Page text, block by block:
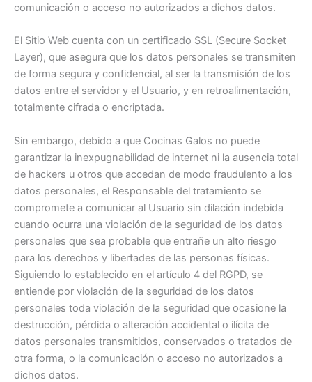
comunicación o acceso no autorizados a dichos datos.
El Sitio Web cuenta con un certificado SSL (Secure Socket
Layer), que asegura que los datos personales se transmiten
de forma segura y confidencial, al ser la transmisión de los
datos entre el servidor y el Usuario, y en retroalimentación,
totalmente cifrada o encriptada.
Sin embargo, debido a que Cocinas Galos no puede
garantizar la inexpugnabilidad de internet ni la ausencia total
de hackers u otros que accedan de modo fraudulento a los
datos personales, el Responsable del tratamiento se
compromete a comunicar al Usuario sin dilación indebida
cuando ocurra una violación de la seguridad de los datos
personales que sea probable que entrañe un alto riesgo
para los derechos y libertades de las personas físicas.
Siguiendo lo establecido en el artículo 4 del RGPD, se
entiende por violación de la seguridad de los datos
personales toda violación de la seguridad que ocasione la
destrucción, pérdida o alteración accidental o ilícita de
datos personales transmitidos, conservados o tratados de
otra forma, o la comunicación o acceso no autorizados a
dichos datos.